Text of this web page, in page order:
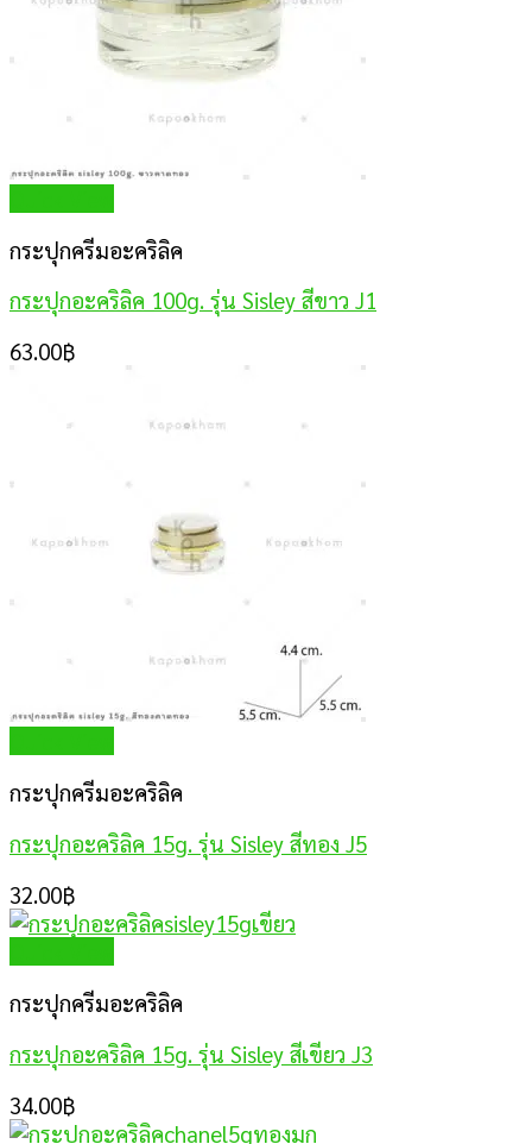
กระปุกครีมอะคริลิค
กระปุกอะคริลิค 100g. รุ่น Sisley สีขาว J1
63.00฿
กระปุกครีมอะคริลิค
กระปุกอะคริลิค 15g. รุ่น Sisley สีทอง J5
32.00฿
กระปุกครีมอะคริลิค
กระปุกอะคริลิค 15g. รุ่น Sisley สีเขียว J3
34.00฿